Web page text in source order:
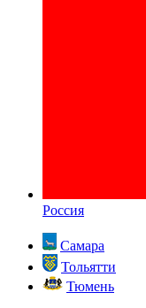
Россия
Самара
Тольятти
Тюмень